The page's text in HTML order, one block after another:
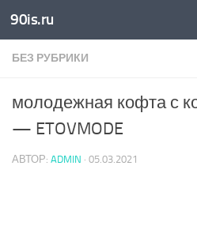
Skip to content
90is.ru
БЕЗ РУБРИКИ
молодежная кофта с
— ETOVMODE
АВТОР: ADMIN · 05.03.2021